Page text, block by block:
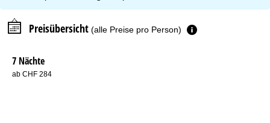
Preisübersicht (alle Preise pro Person)
7 Nächte
ab CHF 284